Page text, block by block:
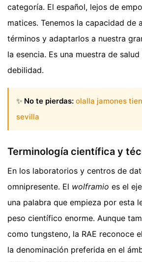
categoría. El español, lejos de
matices. Tenemos la capacidad de
términos y adaptarlos a nuestra
la esencia. Es una muestra de
debilidad.
✨ No te pierdas: olalla jamones
sevilla
Terminología científica y
En los laboratorios y centros de
omnipresente. El wolframio es el
una palabra que empieza por esta
peso científico enorme. Aunque
como tungsteno, la RAE reconoce
la denominación preferida en el